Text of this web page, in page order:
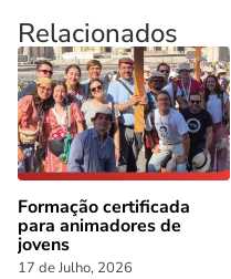
Relacionados
Formação certificada
para animadores de
jovens
17 de Julho, 2026